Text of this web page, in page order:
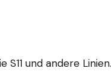
und andere